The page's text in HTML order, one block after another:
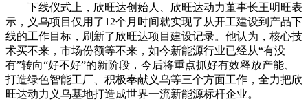
下线仪式上，欣旺达创始人、欣旺达动力董事长王明旺表
示，义乌项目仅用了12个月时间就实现了从开工建设到产品下
线的工作目标，刷新了欣旺达项目建设记录。他认为，核心技
术买不来，市场份额等不来，如今新能源行业已经从“有没
有”转向“好不好”的新阶段，今后将重点抓好有效释放产能、
打造绿色智能工厂、积极奉献义乌等三个方面工作，全力把欣
旺达动力义乌基地打造成世界一流新能源标杆企业。